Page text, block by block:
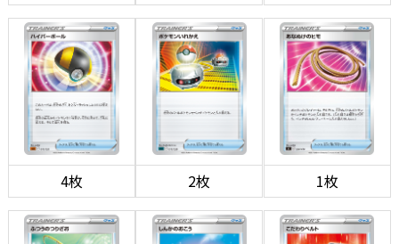
4枚 2枚 1枚